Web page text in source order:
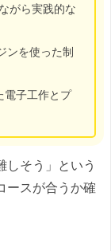
がら実践的な
ンを使った制
電子工作とプ
しそう」という
ースが合うか確